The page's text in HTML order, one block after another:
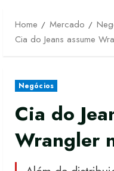
Home
Mercado
Cia do Jeans assume
Negócios
Cia do
Wrangler